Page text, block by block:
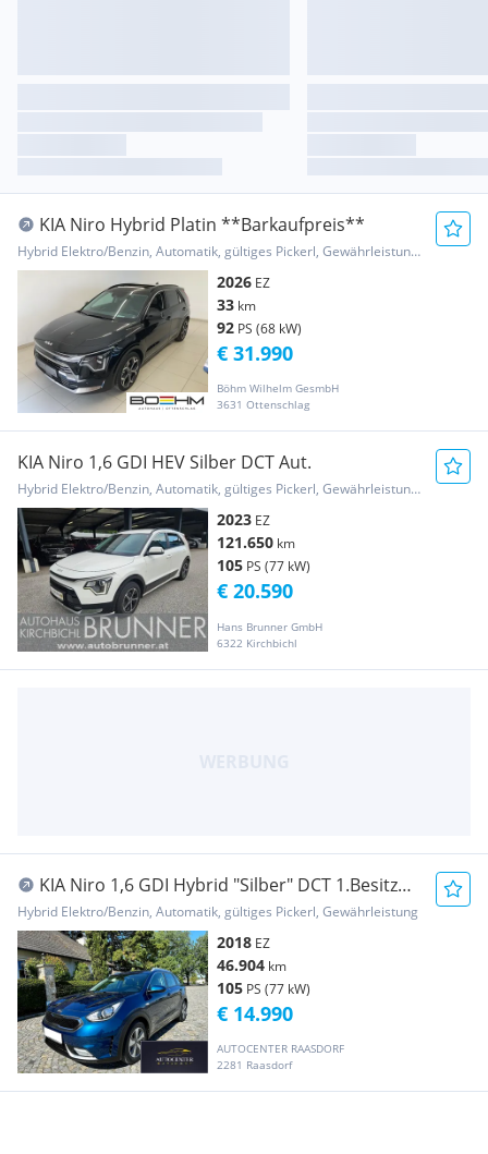
KIA Niro Hybrid Platin **Barkaufpreis**
Hybrid Elektro/Benzin, Automatik, gültiges Pickerl, Gewährleistung, Garantie
2026 EZ
33 km
92 PS (68 kW)
Böhm Wilhelm GesmbH
3631 Ottenschlag
€ 31.990
KIA Niro 1,6 GDI HEV Silber DCT Aut.
Hybrid Elektro/Benzin, Automatik, gültiges Pickerl, Gewährleistung, Garantie
2023 EZ
121.650 km
105 PS (77 kW)
Hans Brunner GmbH
6322 Kirchbichl
€ 20.590
KIA Niro 1,6 GDI Hybrid "Silber" DCT 1.Besitz
46.T...
Hybrid Elektro/Benzin, Automatik, gültiges Pickerl, Gewährleistung
2018 EZ
46.904 km
105 PS (77 kW)
AUTOCENTER RAASDORF
2281 Raasdorf
€ 14.990